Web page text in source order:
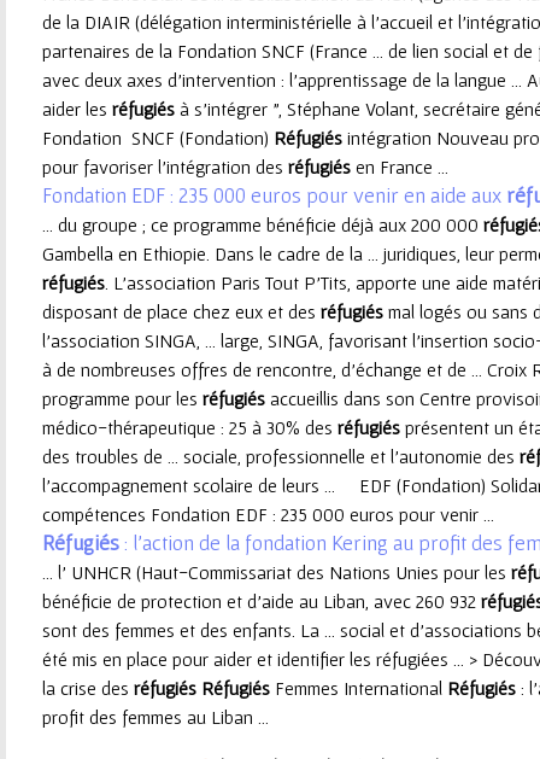
de la DIAIR (délégation interministérielle à l’accueil et
partenaires de la Fondation SNCF (France ... de lien social et
avec deux axes d’intervention : l’apprentissage de la langue ...
aider les réfugiés à s’intégrer ", Stéphane Volant, secrétaire
Fondation SNCF (Fondation) Réfugiés intégration Nouveau
pour favoriser l'intégration des réfugiés en France ...
Fondation EDF : 235 000 euros pour venir en aide aux
... du groupe ; ce programme bénéficie déjà aux 200 000
Gambella en Ethiopie. Dans le cadre de la ... juridiques, leur
réfugiés . L’association Paris Tout P’Tits, apporte une aide
disposant de place chez eux et des réfugiés mal logés ou sans
l’association SINGA, ... large, SINGA, favorisant l'insertion
à de nombreuses offres de rencontre, d'échange et de ... Croix
programme pour les réfugiés accueillis dans son Centre
médico-thérapeutique : 25 à 30% des réfugiés présentent un
des troubles de ... sociale, professionnelle et l’autonomie des
l’accompagnement scolaire de leurs ... EDF (Fondation)
compétences Fondation EDF : 235 000 euros pour venir ...
Réfugiés: l'action de la fondation Kering au profit des
... l' UNHCR (Haut-Commissariat des Nations Unies pour les
bénéficie de protection et d'aide au Liban, avec 260 932
sont des femmes et des enfants. La ... social et d'associations
été mis en place pour aider et identifier les réfugiées ... >
la crise des réfugiés Réfugiés Femmes International Réfugiés :
profit des femmes au Liban ...